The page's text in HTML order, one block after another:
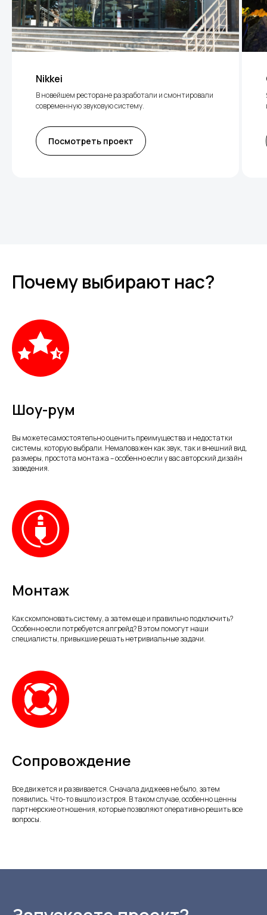
Nikkei
В новейшем ресторане разработали и смонтировали
современную звуковую систему.
Посмотреть проект
Почему выбирают нас?
Шоу-рум
Вы можете самостоятельно оценить преимущества и недостатки
системы, которую выбрали. Немаловажен как звук, так и внешний вид,
размеры, простота монтажа – особенно если у вас авторский дизайн
заведения.
Монтаж
Как скомпоновать систему, а затем еще и правильно подключить?
Особенно если потребуется апгрейд? В этом помогут наши
специалисты, привыкшие решать нетривиальные задачи.
Сопровождение
Все движется и развивается. Сначала диджеев не было, затем
появились. Что-то вышло из строя. В таком случае, особенно ценны
партнерские отношения, которые позволяют оперативно решить все
вопросы.